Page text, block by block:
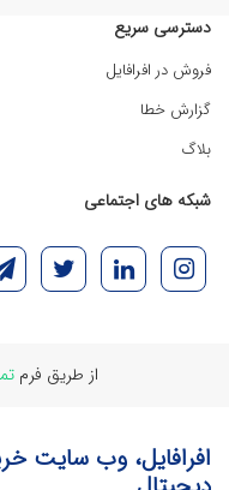
دسترسی سریع
فروش در افرافایل
گزارش خطا
بلاگ
شبکه های اجتماعی
از طریق فرم
افرافایل، وب سایت